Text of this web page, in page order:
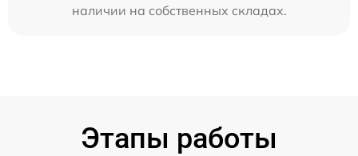
наличии на собственных складах.
Этапы работы